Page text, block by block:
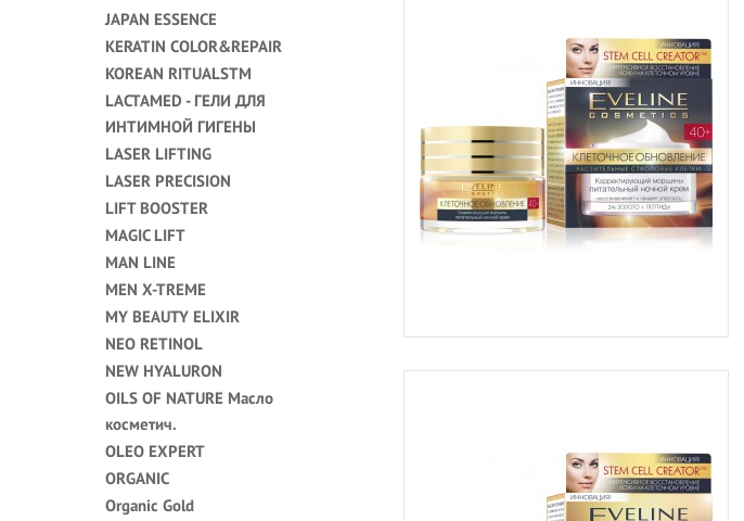
JAPAN ESSENCE
KERATIN COLOR&REPAIR
KOREAN RITUALSTM
LACTAMED - ГЕЛИ ДЛЯ
ИНТИМНОЙ ГИГЕНЫ
LASER LIFTING
LASER PRECISION
LIFT BOOSTER
MAGIC LIFT
MAN LINE
MEN X-TREME
MY BEAUTY ELIXIR
NEO RETINOL
NEW HYALURON
OILS OF NATURE Масло
косметич.
OLEO EXPERT
ORGANIC
Organic Gold